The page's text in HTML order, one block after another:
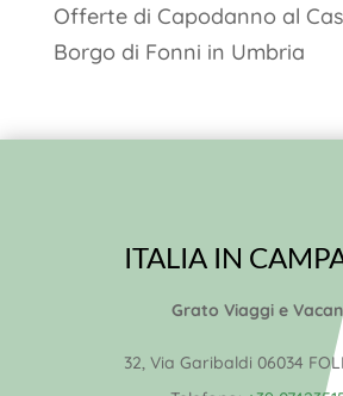
Offerte di Capodanno al
Borgo di Fonni in Umbria
ITALIA IN
Grato Viaggi e
32, Via Garibaldi 06034